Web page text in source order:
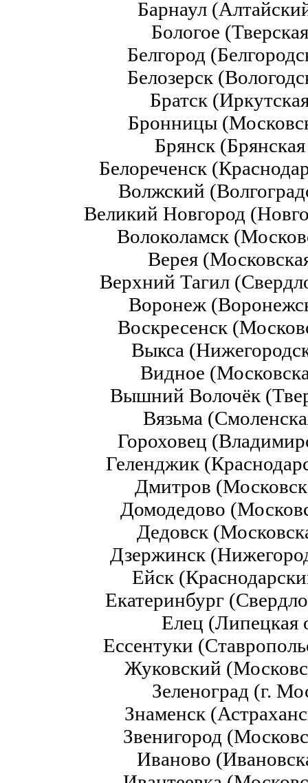
Барнаул
Бологое
Белгород
Белозерск
Братск
Бронницы
Брянск
Белореченск
Волжский
Великий Новгород
Волоколамск
Верея
Верхний Тагил
Воронеж
Воскресенск
Выкса
Видное
Вышний Волочёк
Вязьма
Гороховец
Геленджик
Дмитров
Домодедово
Дедовск
Дзержинск
Ейск
Екатеринбург
Елец (Липецкая
Ессентуки
Жуковский
Зеленоград (г.
Знаменск
Звенигород
Иваново